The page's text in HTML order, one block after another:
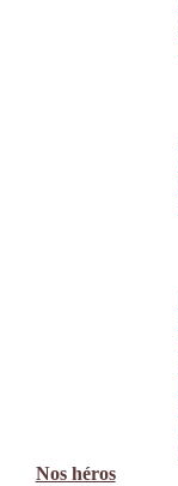
Nos héros